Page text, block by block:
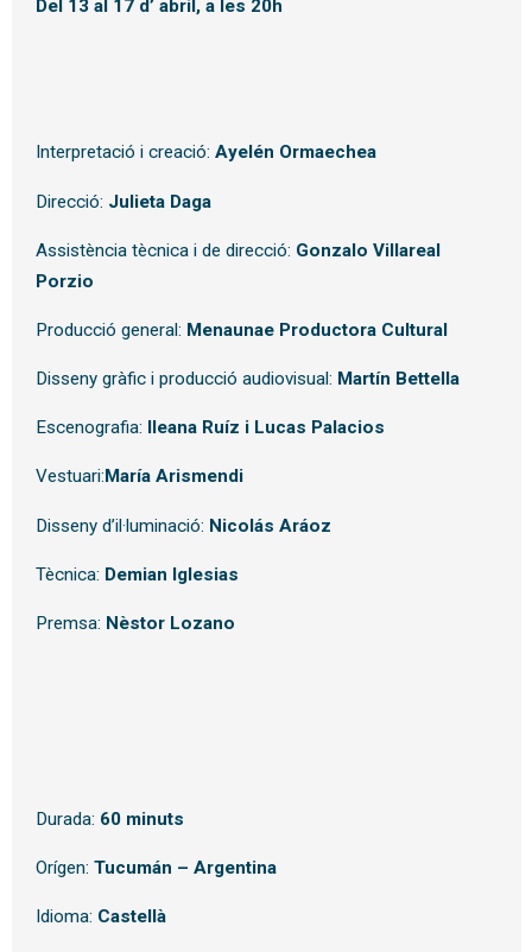
Del 13 al 17 d’ abril, a les 20h
Interpretació i creació: Ayelén Ormaechea
Direcció: Julieta Daga
Assistència tècnica i de direcció: Gonzalo Villareal
Porzio
Producció general: Menaunae Productora Cultural
Disseny gràfic i producció audiovisual: Martín Bettella
Escenografia: Ileana Ruíz i Lucas Palacios
Vestuari: María Arismendi
Disseny d’il·luminació: Nicolás Aráoz
Tècnica: Demian Iglesias
Premsa: Nèstor Lozano
Durada: 60 minuts
Orígen: Tucumán – Argentina
Idioma: Castellà